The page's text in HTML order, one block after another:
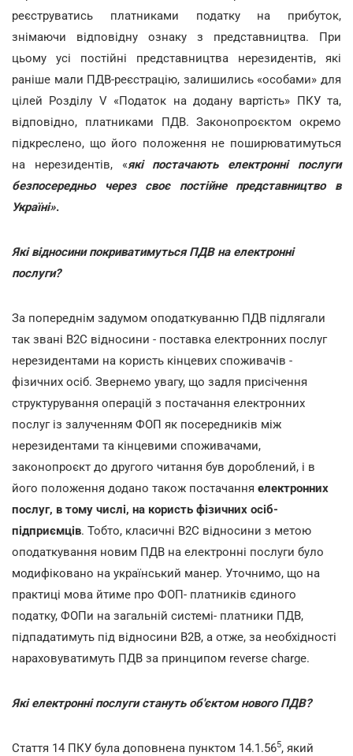
реєструватись платниками податку на прибуток,
знімаючи відповідну ознаку з представництва. При
цьому усі постійні представництва нерезидентів, які
раніше мали ПДВ-реєстрацію, залишились «особами» для
цілей Розділу V «Податок на додану вартість» ПКУ та,
відповідно, платниками ПДВ. Законопроєктом окремо
підкреслено, що його положення не поширюватимуться
на нерезидентів, «які постачають електронні послуги
безпосередньо через своє постійне представництво в
Україні».
Які відносини покриватимуться ПДВ на електронні
послуги?
За попереднім задумом оподаткуванню ПДВ підлягали
так звані В2С відносини - поставка електронних послуг
нерезидентами на користь кінцевих споживачів -
фізичних осіб. Звернемо увагу, що задля присічення
структурування операцій з постачання електронних
послуг із залученням ФОП як посередників між
нерезидентами та кінцевими споживачами,
законопроєкт до другого читання був дороблений, і в
його положення додано також постачання електронних
послуг, в тому числі, на користь фізичних осіб-
підприємців. Тобто, класичні В2C відносини з метою
оподаткування новим ПДВ на електронні послуги було
модифіковано на український манер. Уточнимо, що на
практиці мова йтиме про ФОП- платників єдиного
податку, ФОПи на загальній системі- платники ПДВ,
підпадатимуть під відносини B2B, а отже, за необхідності
нараховуватимуть ПДВ за принципом reverse charge.
Які електронні послуги стануть об'єктом нового ПДВ?
Стаття 14 ПКУ була доповнена пунктом 14.1.565, який